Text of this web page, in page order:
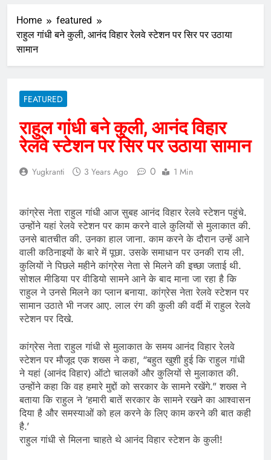
Home
featured
राहुल गांधी बने कुली, आनंद विहार रेलवे स्टेशन पर सिर पर उठाया
सामान
FEATURED
राहुल गांधी बने कुली, आनंद विहार
रेलवे स्टेशन पर सिर पर उठाया सामान
Yugkranti 3 Years Ago 0 1 Min
कांग्रेस नेता राहुल गांधी आज सुबह आनंद विहार रेलवे स्टेशन पहुंचे.
उन्होंने यहां रेलवे स्टेशन पर काम करने वाले कुलियों से मुलाकात की.
उनसे बातचीत की. उनका हाल जाना. काम करने के दौरान उन्हें आने
वाली कठिनाइयों के बारे में पूछा. उसके समाधान पर उनकी राय ली.
कुलियों ने पिछले महीने कांग्रेस नेता से मिलने की इच्छा जताई थी.
सोशल मीडिया पर वीडियो सामने आने के बाद माना जा रहा है कि
राहुल ने उनसे मिलने का प्लान बनाया. कांग्रेस नेता रेलवे स्टेशन पर
सामान उठाते भी नजर आए. लाल रंग की कुली की वर्दी में राहुल रेलवे
स्टेशन पर दिखे.
कांग्रेस नेता राहुल गांधी से मुलाकात के समय आनंद विहार रेलवे
स्टेशन पर मौजूद एक शख्स ने कहा, “बहुत खुशी हुई कि राहुल गांधी
ने यहां (आनंद विहार) ऑटो चालकों और कुलियों से मुलाकात की.
उन्होंने कहा कि वह हमारे मुद्दों को सरकार के सामने रखेंगे.” शख्स ने
बताया कि राहुल ने ‘हमारी बातें सरकार के सामने रखने का आश्वासन
दिया है और समस्याओं को हल करने के लिए काम करने की बात कही
है.’
राहुल गांधी से मिलना चाहते थे आनंद विहार स्टेशन के कुली!